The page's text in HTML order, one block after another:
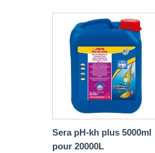
Sera pH-kh plus 5000ml
pour 20000L